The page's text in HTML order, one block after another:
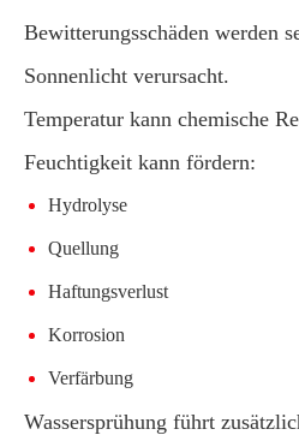
Bewitterungsschäden werden
Sonnenlicht verursacht.
Temperatur kann chemische
Feuchtigkeit kann fördern:
Hydrolyse
Quellung
Haftungsverlust
Korrosion
Verfärbung
Wassersprühung führt